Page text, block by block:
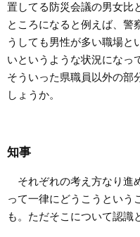
置してる防災会議の男女比
ところになると例えば、警
うしても男性が多い職場と
いというような状況になっ
そういった県職員以外の部
しょうか。
知事
それぞれの考え方なり進
って一律にどうこうという
も。ただそこについて認識